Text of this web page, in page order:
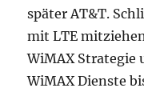
später AT&T.
mit LTE
WiMAX Strategie
WiMAX Dienste